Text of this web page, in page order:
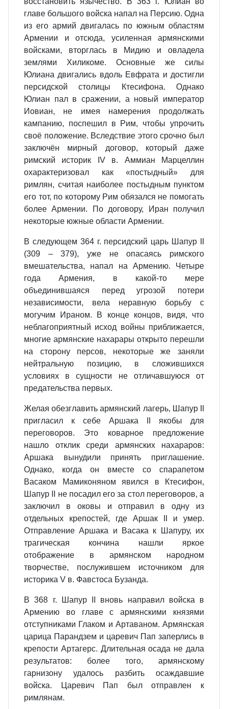
главе большого войска напал на Персию. Одна
из его армий двигалась по южным областям
Армении и отсюда, усиленная армянскими
войсками, вторглась в Мидию и овладела
землями Хиликоме. Основные же силы
Юлиана двигались вдоль Евфрата и достигли
персидской столицы Ктесифона. Однако
Юлиан пал в сражении, а новый император
Иовиан, не имея намерения продолжать
кампанию, поспешил в Рим, чтобы упрочить
своё положение. Вследствие этого срочно был
заключён мирный договор, который даже
римский историк IV в. Аммиан Марцеллин
охарактеризовал как «постыдный» для
римлян, считая наиболее постыдным пунктом
его тот, по которому Рим обязался не помогать
более Армении. По договору, Иран получил
некоторые южные области Армении.
В следующем 364 г. персидский царь Шапур II
(309 – 379), уже не опасаясь римского
вмешательства, напал на Армению. Четыре
года Армения, в какой‐то мере
объединившаяся перед угрозой потери
независимости, вела неравную борьбу с
могучим Ираном. В конце концов, видя, что
неблагоприятный исход войны приближается,
многие армянские нахарары открыто перешли
на сторону персов, некоторые же заняли
нейтральную позицию, в сложившихся
условиях в сущности не отличавшуюся от
предательства первых.
Желая обезглавить армянский лагерь, Шапур II
пригласил к себе Аршака II якобы для
переговоров. Это коварное предложение
нашло отклик среди армянских нахараров:
Аршака вынудили принять приглашение.
Однако, когда он вместе со спарапетом
Васаком Мамиконяном явился в Ктесифон,
Шапур II не посадил его за стол переговоров, а
заключил в оковы и отправил в одну из
отдельных крепостей, где Аршак II и умер.
Отправление Аршака и Васака к Шапуру, их
трагическая кончина нашли яркое
отображение в армянском народном
творчестве, послужившем источником для
историка V в. Фавстоса Бузанда.
В 368 г. Шапур II вновь направил войска в
Армению во главе с армянскими князями
отступниками Глаком и Артаваном. Армянская
царица Парандзем и царевич Пап заперлись в
крепости Артагерс. Длительная осада не дала
результатов: более того, армянскому
гарнизону удалось разбить осаждавшие
войска. Царевич Пап был отправлен к
римлянам.